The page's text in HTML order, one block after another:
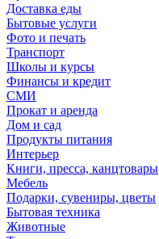
Доставка еды
Бытовые услуги
Фото и печать
Транспорт
Школы и курсы
Финансы и кредит
СМИ
Прокат и аренда
Дом и сад
Продукты питания
Интерьер
Книги, пресса, канцтовары
Мебель
Подарки, сувениры, цветы
Бытовая техника
Животные